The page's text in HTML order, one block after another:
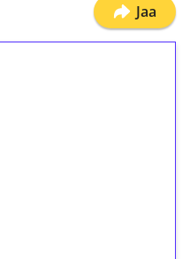
Jaa